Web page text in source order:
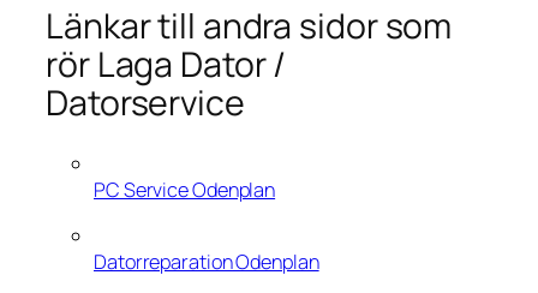
Länkar till andra sidor som
rör Laga Dator /
Datorservice
PC Service Odenplan
Datorreparation Odenplan